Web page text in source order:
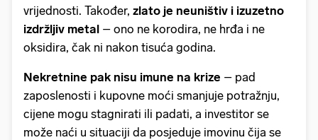
vrijednosti. Također, zlato je neuništiv i izuzetno
izdržljiv metal – ono ne korodira, ne hrđa i ne
oksidira, čak ni nakon tisuća godina.
Nekretnine pak nisu imune na krize – pad
zaposlenosti i kupovne moći smanjuje potražnju,
cijene mogu stagnirati ili padati, a investitor se
može naći u situaciji da posjeduje imovinu čija se